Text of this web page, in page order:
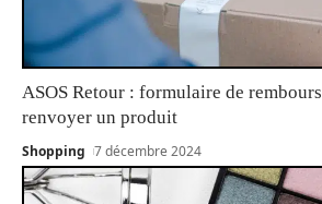
ASOS Retour : formulaire de
renvoyer un produit
Shopping 7 décembre 2024